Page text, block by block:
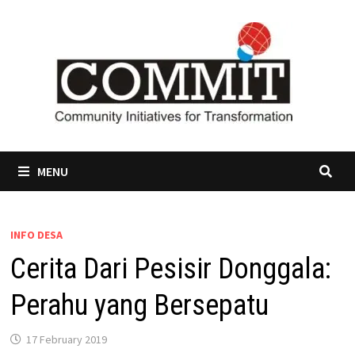
MENU
INFO DESA
Cerita Dari Pesisir Donggala:
Perahu yang Bersepatu
17 February 2019